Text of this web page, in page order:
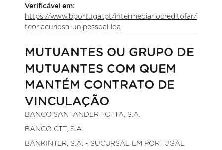
Verificável em:
https://www.bportugal.pt/intermediariocreditofar/
teoriacuriosa-unipessoal-lda
MUTUANTES OU GRUPO DE
MUTUANTES COM QUEM
MANTÉM CONTRATO DE
VINCULAÇÃO
BANCO SANTANDER TOTTA, S.A.
BANCO CTT, S.A.
BANKINTER, S.A. - SUCURSAL EM PORTUGAL